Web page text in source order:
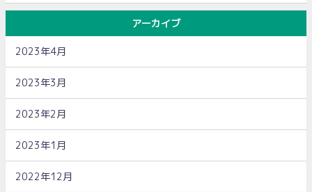
アーカイブ
2023年4月
2023年3月
2023年2月
2023年1月
2022年12月